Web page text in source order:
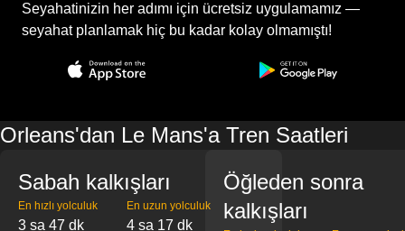
Seyahatinizin her adımı için ücretsiz uygulamamız —
seyahat planlamak hiç bu kadar kolay olmamıştı!
Orleans'dan Le Mans'a Tren Saatleri
Sabah kalkışları
En hızlı yolculuk
3 sa 47 dk
En uzun yolculuk
4 sa 17 dk
Öğleden sonra
kalkışları